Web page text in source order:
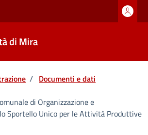
di Mira
/ Documenti e dati
di Organizzazione e
Sportello Unico per le Attività Produttive